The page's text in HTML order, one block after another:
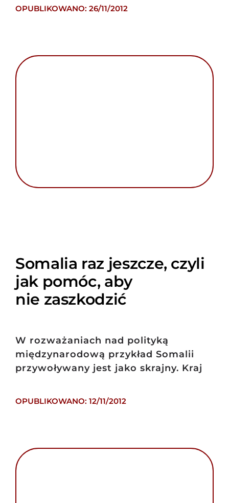
OPUBLIKOWANO: 26/11/2012
Somalia raz jeszcze, czyli
jak pomóc, aby
nie zaszkodzić
W rozważaniach nad polityką
międzynarodową przykład Somalii
przywoływany jest jako skrajny. Kraj
OPUBLIKOWANO: 12/11/2012